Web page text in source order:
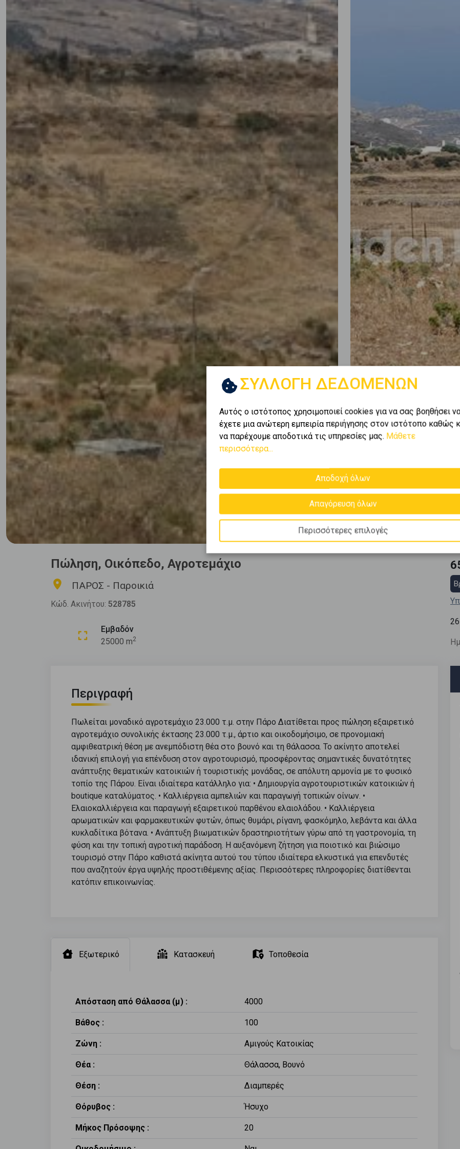
Πώληση, Οικόπεδο, Αγροτεμάχιο
ΠΑΡΟΣ - Παροικιά
Κώδ. Ακινήτου: 528785
Εμβαδόν
25000 m2
26
Περιγραφή
Πωλείται μοναδικό αγροτεμάχιο 23.000 τ.μ. στην Πάρο Διατίθεται προς πώληση εξαιρετικό
αγροτεμάχιο συνολικής έκτασης 23.000 τ.μ., άρτιο και οικοδομήσιμο, σε προνομιακή
αμφιθεατρική θέση με ανεμπόδιστη θέα στο βουνό και τη θάλασσα. Το ακίνητο αποτελεί
ιδανική επιλογή για επένδυση στον αγροτουρισμό, προσφέροντας σημαντικές δυνατότητες
ανάπτυξης θεματικών κατοικιών ή τουριστικής μονάδας, σε απόλυτη αρμονία με το φυσικό
τοπίο της Πάρου. Είναι ιδιαίτερα κατάλληλο για: • Δημιουργία αγροτουριστικών κατοικιών ή
boutique καταλύματος. • Καλλιέργεια αμπελιών και παραγωγή τοπικών οίνων. •
Ελαιοκαλλιέργεια και παραγωγή εξαιρετικού παρθένου ελαιολάδου. • Καλλιέργεια
αρωματικών και φαρμακευτικών φυτών, όπως θυμάρι, ρίγανη, φασκόμηλο, λεβάντα και άλλα
κυκλαδίτικα βότανα. • Ανάπτυξη βιωματικών δραστηριοτήτων γύρω από τη γαστρονομία, τη
φύση και την τοπική αγροτική παράδοση. Η αυξανόμενη ζήτηση για ποιοτικό και βιώσιμο
τουρισμό στην Πάρο καθιστά ακίνητα αυτού του τύπου ιδιαίτερα ελκυστικά για επενδυτές
που αναζητούν έργα υψηλής προστιθέμενης αξίας. Περισσότερες πληροφορίες διατίθενται
κατόπιν επικοινωνίας.
Εξωτερικό Κατασκευή Τοποθεσία
Απόσταση από Θάλασσα (μ) : 4000
Βάθος : 100
Ζώνη : Αμιγούς Κατοικίας
Θέα : Θάλασσα, Βουνό
Θέση : Διαμπερές
Θόρυβος : Ήσυχο
Μήκος Πρόσοψης : 20
ΣΥΛΛΟΓΗ ΔΕΔΟΜΕΝΩΝ
Αυτός ο ιστότοπος χρησιμοποιεί cookies για να σας βοηθήσει
έχετε μια ανώτερη εμπειρία περιήγησης στον ιστότοπο καθώς
να παρέχουμε αποδοτικά τις υπηρεσίες μας. Μάθετε
περισσότερα...
Αποδοχή όλων
Απαγόρευση όλων
Περισσότερες επιλογές